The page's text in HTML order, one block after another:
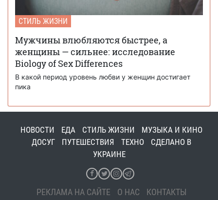
СТИЛЬ ЖИЗНИ
Мужчины влюбляются быстрее, а
женщины — сильнее: исследование
Biology of Sex Differences
В какой период уровень любви у женщин достигает
пика
НОВОСТИ ЕДА СТИЛЬ ЖИЗНИ
МУЗЫКА И КИНО
ДОСУГ
ПУТЕШЕСТВИЯ ТЕХНО
СДЕЛАНО В
УКРАИНЕ
РЕКЛАМА НА САЙТЕ О НАС КОНТАКТЫ